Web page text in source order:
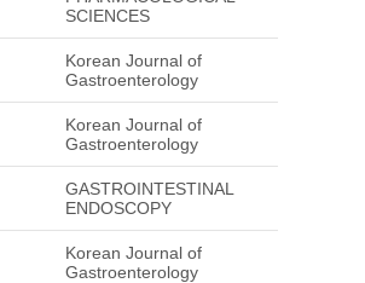
SCIENCES
Korean Journal of
Gastroenterology
Korean Journal of
Gastroenterology
GASTROINTESTINAL
ENDOSCOPY
Korean Journal of
Gastroenterology